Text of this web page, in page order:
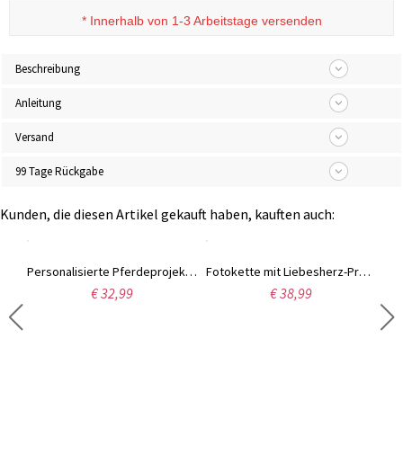
* Innerhalb von 1-3 Arbeitstage versenden
Beschreibung
Anleitung
Versand
99 Tage Rückgabe
Kunden, die diesen Artikel gekauft haben, kauften auch:
Personalisierte Pferdeprojektionshalskette, Gedenkhalskette aus Sterlingsilber in 100 Sprachen, Hufeisenschmuck, Geschenke für Pferdeliebhaber/Frauen
€ 32,99
Fotokette mit Liebesherz-Projektionskette, 100 Sprachen Ich liebe dich Projektionskette für Valentinstagsgeschenk/Erinnerung Fotokette
€ 38,99